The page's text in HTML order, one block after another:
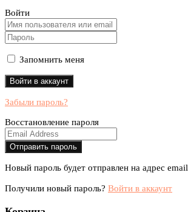
Войти
Запомнить меня
Забыли пароль?
Восстановление пароля
Новый пароль будет отправлен на адрес email
Получили новый пароль? Войти в аккаунт